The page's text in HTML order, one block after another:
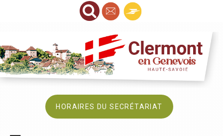
HORAIRES DU SECRÉTARIAT